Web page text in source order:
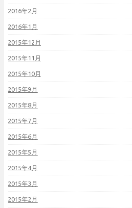
2016年2月
2016年1月
2015年12月
2015年11月
2015年10月
2015年9月
2015年8月
2015年7月
2015年6月
2015年5月
2015年4月
2015年3月
2015年2月